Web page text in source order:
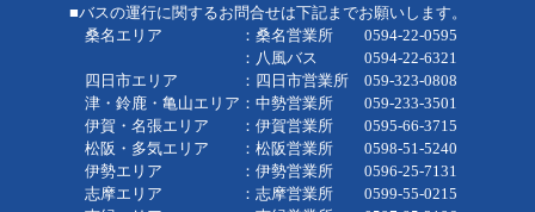
■バスの運行に関するお問合せは下記までお願いします。
桑名エリア ：桑名営業所 0594-22-0595
：八風バス 0594-22-6321
四日市エリア ：四日市営業所 059-323-0808
津・鈴鹿・亀山エリア：中勢営業所 059-233-3501
伊賀・名張エリア ：伊賀営業所 0595-66-3715
松阪・多気エリア ：松阪営業所 0598-51-5240
伊勢エリア ：伊勢営業所 0596-25-7131
志摩エリア ：志摩営業所 0599-55-0215